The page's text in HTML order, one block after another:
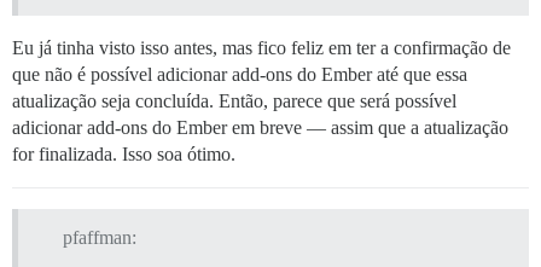
Eu já tinha visto isso antes, mas fico feliz em ter a confirmação de
que não é possível adicionar add-ons do Ember até que essa
atualização seja concluída. Então, parece que será possível
adicionar add-ons do Ember em breve — assim que a atualização
for finalizada. Isso soa ótimo.
pfaffman: